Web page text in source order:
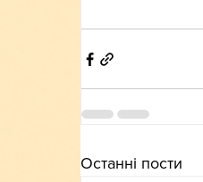
Останні пости